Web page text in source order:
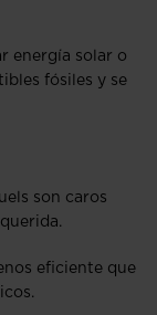
energía solar o
fósiles y se
son caros
eficiente que